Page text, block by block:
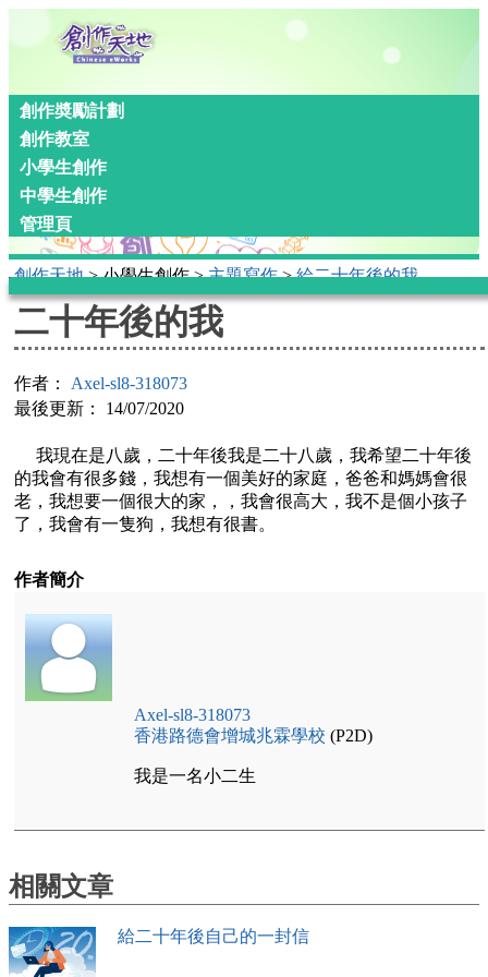
創作奬勵計劃
創作教室
小學生創作
中學生創作
管理頁
創作天地> 小學生創作 >主題寫作>給二十年後的我
二十年後的我
作者： Axel-sl8-318073
最後更新： 14/07/2020
我現在是八歲，二十年後我是二十八歲，我希望二十年後
的我會有很多錢，我想有一個美好的家庭，爸爸和媽媽會很
老，我想要一個很大的家，，我會很高大，我不是個小孩子
了，我會有一隻狗，我想有很書。
作者簡介
Axel-sl8-318073
香港路德會增城兆霖學校 (P2D)
我是一名小二生
相關文章
給二十年後自己的一封信